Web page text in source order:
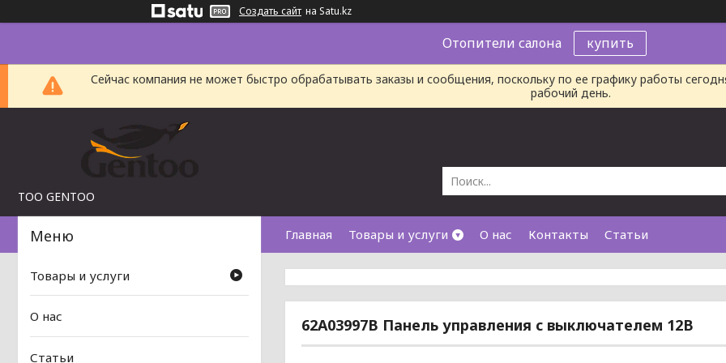
Создать сайт на Satu.kz
Отопители салона купить
Сейчас компания не может быстро обрабатывать заказы и сообщения, поскольку по ее графику работы
рабочий день.
TOO GENTOO
Главная Товары и услуги О нас Контакты Статьи
62A03997B Панель управления с выключателем 12В
Товары и услуги
О нас
Статьи